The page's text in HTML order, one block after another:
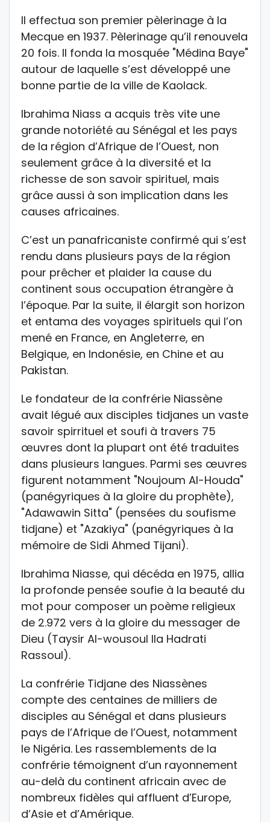
Il effectua son premier pèlerinage à la
Mecque en 1937. Pèlerinage qu’il renouvela
20 fois. Il fonda la mosquée "Médina Baye"
autour de laquelle s’est développé une
bonne partie de la ville de Kaolack.
Ibrahima Niass a acquis très vite une
grande notoriété au Sénégal et les pays
de la région d’Afrique de l’Ouest, non
seulement grâce à la diversité et la
richesse de son savoir spirituel, mais
grâce aussi à son implication dans les
causes africaines.
C’est un panafricaniste confirmé qui s’est
rendu dans plusieurs pays de la région
pour prêcher et plaider la cause du
continent sous occupation étrangère à
l’époque. Par la suite, il élargit son horizon
et entama des voyages spirituels qui l’on
mené en France, en Angleterre, en
Belgique, en Indonésie, en Chine et au
Pakistan.
Le fondateur de la confrérie Niassène
avait légué aux disciples tidjanes un vaste
savoir spirrituel et soufi à travers 75
œuvres dont la plupart ont été traduites
dans plusieurs langues. Parmi ses œuvres
figurent notamment "Noujoum Al-Houda"
(panégyriques à la gloire du prophète),
"Adawawin Sitta" (pensées du soufisme
tidjane) et "Azakiya" (panégyriques à la
mémoire de Sidi Ahmed Tijani).
Ibrahima Niasse, qui décéda en 1975, allia
la profonde pensée soufie à la beauté du
mot pour composer un poème religieux
de 2.972 vers à la gloire du messager de
Dieu (Taysir Al-wousoul Ila Hadrati
Rassoul).
La confrérie Tidjane des Niassènes
compte des centaines de milliers de
disciples au Sénégal et dans plusieurs
pays de l’Afrique de l’Ouest, notamment
le Nigéria. Les rassemblements de la
confrérie témoignent d’un rayonnement
au-delà du continent africain avec de
nombreux fidèles qui affluent d’Europe,
d’Asie et d’Amérique.